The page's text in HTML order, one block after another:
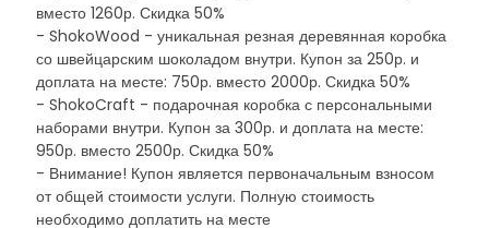
вместо 1260р. Скидка 50%
- ShokoWood - уникальная резная деревянная коробка
со швейцарским шоколадом внутри. Купон за 250р. и
доплата на месте: 750р. вместо 2000р. Скидка 50%
- ShokoCraft - подарочная коробка с персональными
наборами внутри. Купон за 300р. и доплата на месте:
950р. вместо 2500р. Скидка 50%
- Внимание! Купон является первоначальным взносом
от общей стоимости услуги. Полную стоимость
необходимо доплатить на месте